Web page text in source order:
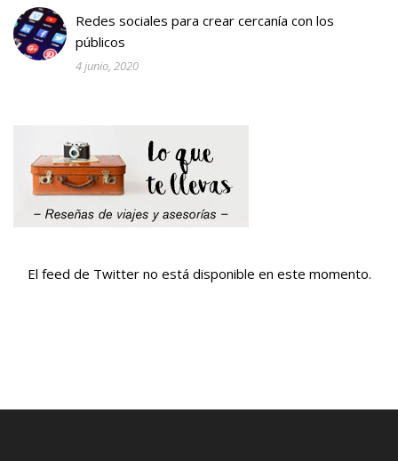
Redes sociales para crear cercanía con los
públicos
4 junio, 2020
El feed de Twitter no está disponible en este momento.